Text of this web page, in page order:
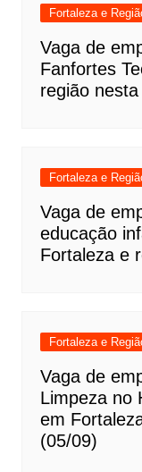
Fortaleza e
Vaga de
Fanfortes
região
Fortaleza e
Vaga de
educação
Fortaleza e
Fortaleza e
Vaga de
Limpeza no
em
(05/09)